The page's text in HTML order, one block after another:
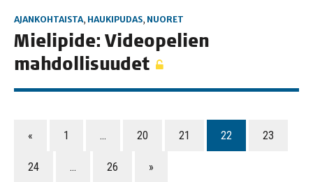
AJANKOHTAISTA, HAUKIPUDAS, NUORET
Mie­li­pi­de: Video­pe­lien
mahdollisuudet
« 1 … 20 21 22 23
24 … 26 »